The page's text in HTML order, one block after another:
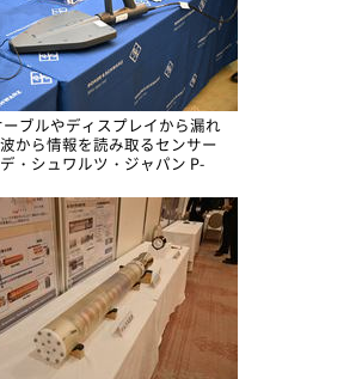
ーブルやディスプレイから漏れ
から情報を読み取るセンサー
デ・シュワルツ・ジャパン P-